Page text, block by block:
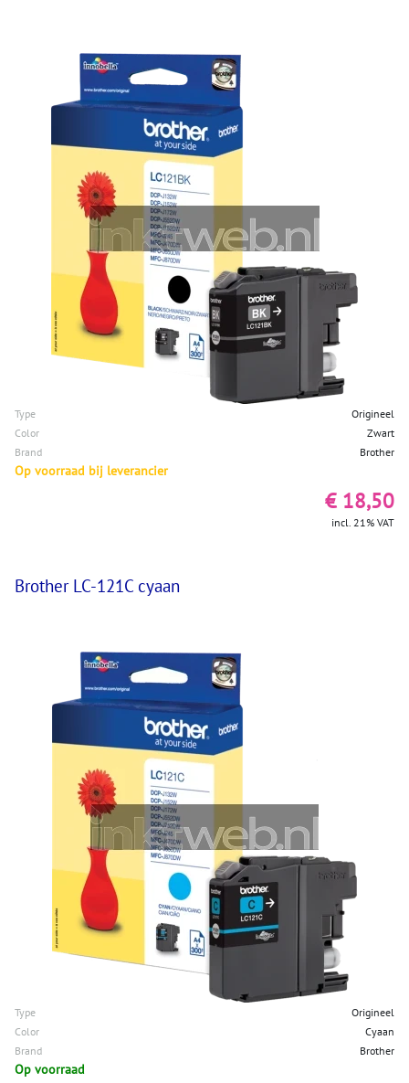
Type
Origineel
Color
Zwart
Brand
Brother
Op voorraad bij leverancier
€ 18,50
incl. 21% VAT
Brother LC-121C cyaan
Type
Origineel
Color
Cyaan
Brand
Brother
Op voorraad